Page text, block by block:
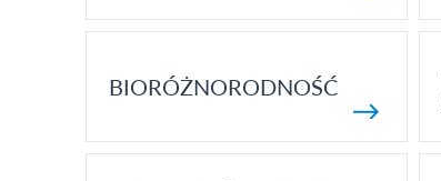
BIORÓŻNORODNOŚĆ